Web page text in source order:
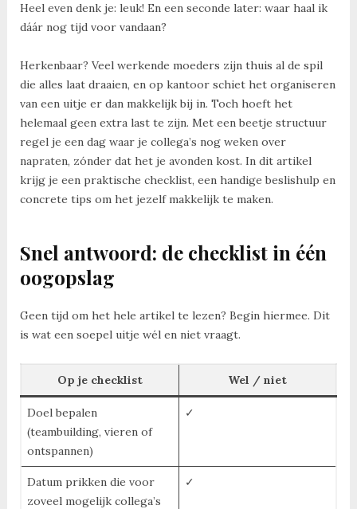
Heel even denk je: leuk! En een seconde later: waar haal ik
dáár nog tijd voor vandaan?
Herkenbaar? Veel werkende moeders zijn thuis al de spil
die alles laat draaien, en op kantoor schiet het organiseren
van een uitje er dan makkelijk bij in. Toch hoeft het
helemaal geen extra last te zijn. Met een beetje structuur
regel je een dag waar je collega’s nog weken over
napraten, zónder dat het je avonden kost. In dit artikel
krijg je een praktische checklist, een handige beslishulp en
concrete tips om het jezelf makkelijk te maken.
Snel antwoord: de checklist in één
oogopslag
Geen tijd om het hele artikel te lezen? Begin hiermee. Dit
is wat een soepel uitje wél en niet vraagt.
Op je checklist Wel / niet
Doel bepalen
(teambuilding, vieren of
ontspannen)
✓
Datum prikken die voor
zoveel mogelijk collega’s
✓